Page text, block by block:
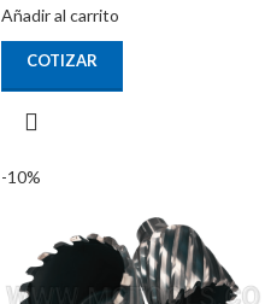
Añadir al carrito
COTIZAR
-10%